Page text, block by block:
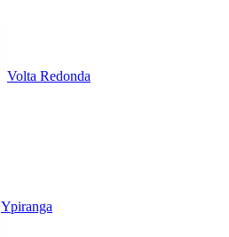
Volta Redonda
Ypiranga